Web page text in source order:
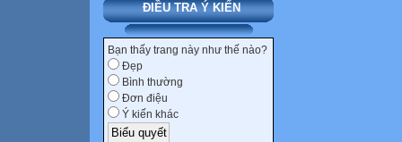
ĐIỀU TRA Ý KIẾN
Bạn thấy trang này như thế nào?
Đẹp
Bình thường
Đơn điệu
Ý kiến khác